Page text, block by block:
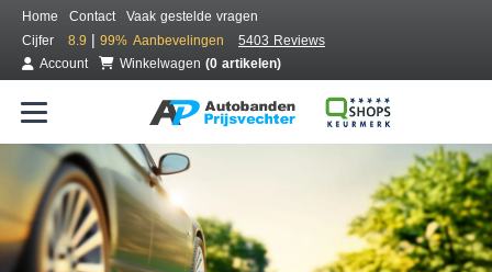
Home Contact
Vaak gestelde vragen
Cijfer
8.9 | 99% Aanbevelingen
5403 Reviews
Account
Winkelwagen (0 artikelen)